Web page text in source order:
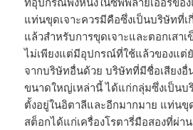
แท่นขุดเจาะควรมีคือซึ่งเป็นบริษัทที่
แล้วสำหรับการขุดเจาะและตอกเสา
ไม่เพียงแต่มีอุปกรณ์ที่ใช้แล้วของแต่
จากบริษัทอื่นด้วย บริษัทที่มีชื่อเสียงอื่
ขนาดใหญ่เหล่านี้ ได้แก่กลุ่มซึ่งเป็น
ตั้งอยู่ในอิตาลีและอีกมากมาย แท่นขุ
สต็อกได้แก่เครื่องโรตารี่มือสองที่ผ่า